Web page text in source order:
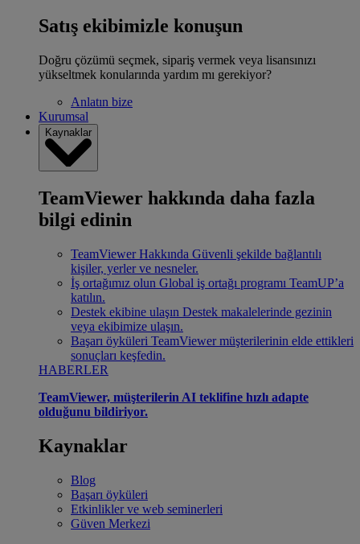
Satış ekibimizle konuşun
Doğru çözümü seçmek, sipariş vermek veya lisansınızı
yükseltmek konularında yardım mı gerekiyor?
Anlatın bize
Kurumsal
Kaynaklar
TeamViewer hakkında daha fazla
bilgi edinin
TeamViewer Hakkında Güvenli şekilde bağlantılı
kişiler, yerler ve nesneler.
İş ortağımız olun Global iş ortağı programı TeamUP’a
katılın.
Destek ekibine ulaşın Destek makalelerinde gezinin
veya ekibimize ulaşın.
Başarı öyküleri TeamViewer müşterilerinin elde ettikleri
sonuçları keşfedin.
HABERLER
TeamViewer, müşterilerin AI teklifine hızlı adapte
olduğunu bildiriyor.
Kaynaklar
Blog
Başarı öyküleri
Etkinlikler ve web seminerleri
Güven Merkezi